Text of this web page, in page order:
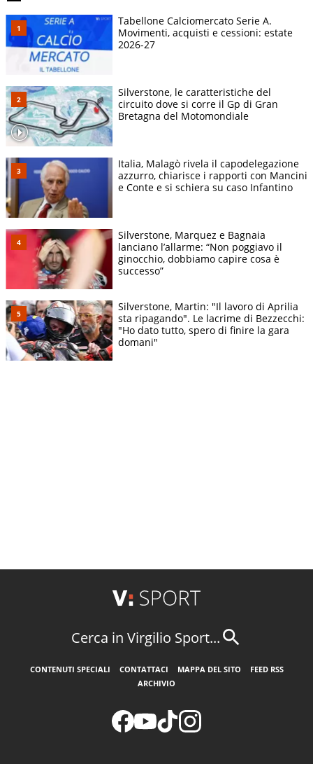
Tabellone Calciomercato Serie A.
Movimenti, acquisti e cessioni: estate
2026-27
Silverstone, le caratteristiche del
circuito dove si corre il Gp di Gran
Bretagna del Motomondiale
Italia, Malagò rivela il capodelegazione
azzurro, chiarisce i rapporti con Mancini
e Conte e si schiera su caso Infantino
Silverstone, Marquez e Bagnaia
lanciano l’allarme: “Non poggiavo il
ginocchio, dobbiamo capire cosa è
successo”
Silverstone, Martin: "Il lavoro di Aprilia
sta ripagando". Le lacrime di Bezzecchi:
"Ho dato tutto, spero di finire la gara
domani"
Cerca in Virgilio Sport...
CONTENUTI SPECIALI CONTATTACI MAPPA DEL SITO
FEED RSS
ARCHIVIO